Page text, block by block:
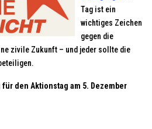
Tag ist ein
wichtiges Zeichen
gegen die
zivile Zukunft – und jeder sollte die
den Aktionstag am 5. Dezember